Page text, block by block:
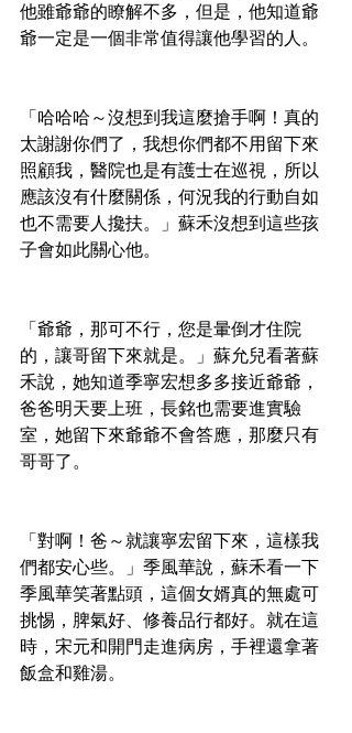
他雖爺爺的瞭解不多，但是，他知道爺
爺一定是一個非常值得讓他學習的人。
「哈哈哈～沒想到我這麼搶手啊！真的
太謝謝你們了，我想你們都不用留下來
照顧我，醫院也是有護士在巡視，所以
應該沒有什麼關係，何況我的行動自如
也不需要人攙扶。」蘇禾沒想到這些孩
子會如此關心他。
「爺爺，那可不行，您是暈倒才住院
的，讓哥留下來就是。」蘇允兒看著蘇
禾說，她知道季寧宏想多多接近爺爺，
爸爸明天要上班，長銘也需要進實驗
室，她留下來爺爺不會答應，那麼只有
哥哥了。
「對啊！爸～就讓寧宏留下來，這樣我
們都安心些。」季風華說，蘇禾看一下
季風華笑著點頭，這個女婿真的無處可
挑惕，脾氣好、修養品行都好。就在這
時，宋元和開門走進病房，手裡還拿著
飯盒和雞湯。